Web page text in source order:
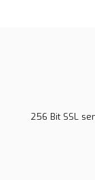
256 Bit SSL